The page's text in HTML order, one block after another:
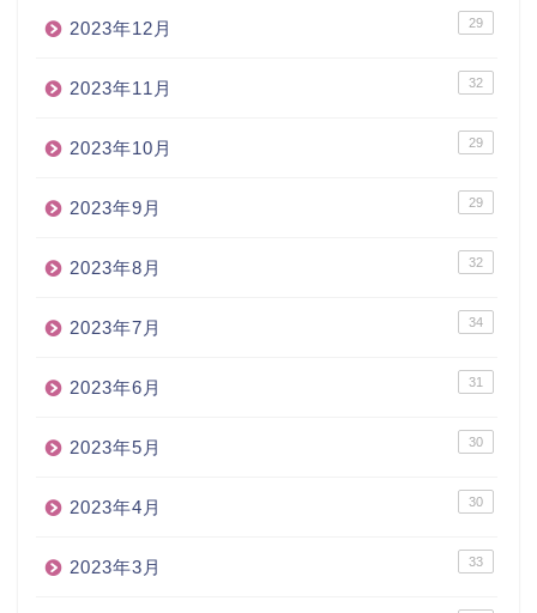
2023年12月 29
2023年11月 32
2023年10月 29
2023年9月 29
2023年8月 32
2023年7月 34
2023年6月 31
2023年5月 30
2023年4月 30
2023年3月 33